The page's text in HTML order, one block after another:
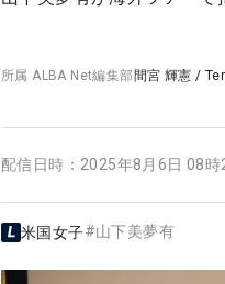
所属ALBA Net編集部間宮 輝憲 /
配信日時： 2025年8月6日 08時
米国女子#山下美夢有